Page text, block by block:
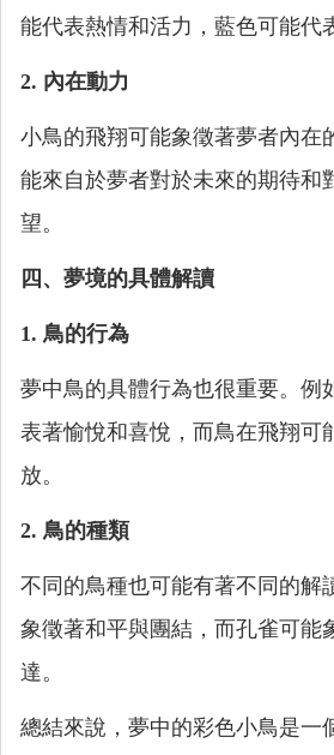
能代表熱情和活力，藍色可能代
2. 內在動力
小鳥的飛翔可能象徵著夢者內在
能來自於夢者對於未來的期待和
望。
四、夢境的具體解讀
1. 鳥的行為
夢中鳥的具體行為也很重要。例
表著愉悅和喜悅，而鳥在飛翔可
放。
2. 鳥的種類
不同的鳥種也可能有著不同的解
象徵著和平與團結，而孔雀可能
達。
總結來說，夢中的彩色小鳥是一